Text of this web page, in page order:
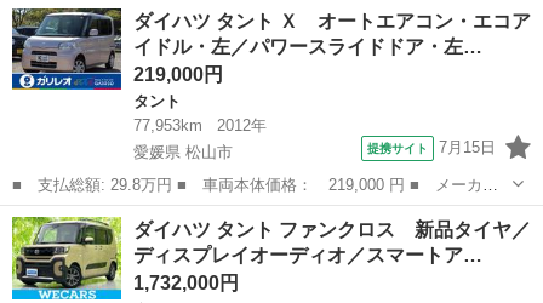
Ｓ トップエディションＳＡ スマートキー 両側電動スライドド
ア Ｂｌｕｅｔｏｏ...
高知 高知市 タント
ダイハツ タント Ｘ オートエアコン・エコア
イドル・左／パワースライドドア・左…
219,000円
タント
77,953km
2012年
愛媛県 松山市
提携サイト 7月15日
■ 支払総額: 29.8万円 ■ 車両本体価格： 219,000 円 ■ メーカー
名： ダイハツ ■ 車種名： タント ■ グレード名： Ｘ オート
エアコン・エコアイドル・左／パワースライドドア・左／センターピ
ラーレス・電...
愛媛 松山市 タント
ダイハツ タント ファンクロス 新品タイヤ／
ディスプレイオーディオ／スマートア…
1,732,000円